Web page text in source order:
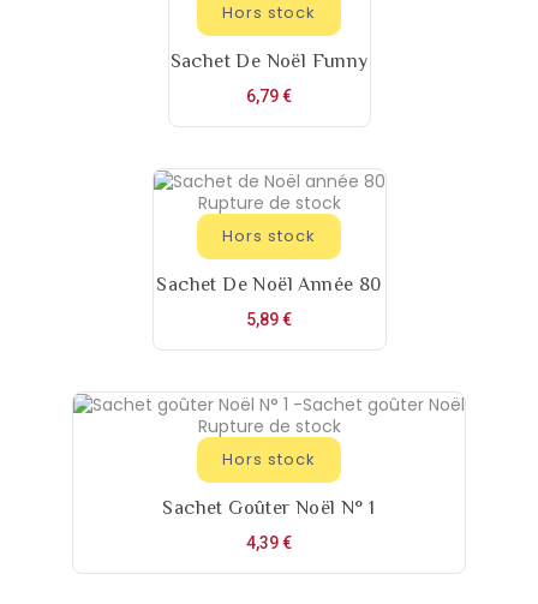
Hors stock
Sachet De Noël Funny
6,79 €Prix
Rupture de stock
Hors stock
Sachet De Noël Année 80
5,89 €Prix
Rupture de stock
Hors stock
Sachet Goûter Noël N° 1
4,39 €Prix